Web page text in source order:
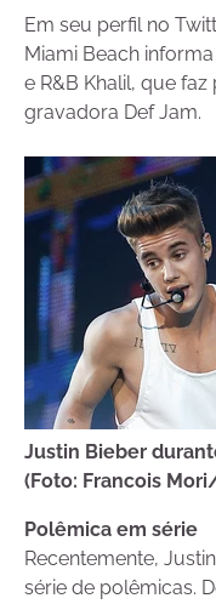
Em seu perfil no
Miami Beach
e R&B Khalil, que
gravadora Def Jam.
Justin Bieber
(Foto: Francois
Polêmica em série
Recentemente,
série de polêmicas.